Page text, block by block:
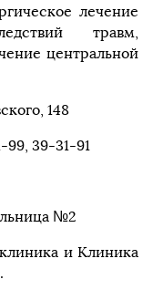
лечение
травм,
центральной
148
99, 39-31-91
№2
и Клиника